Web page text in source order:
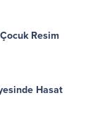
Resim
Hasat